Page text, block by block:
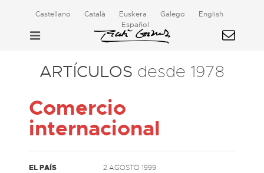
Castellano Català Euskera Galego
English
Español
ARTÍCULOS desde 1978
Comercio
internacional
EL PAÍS 2 AGOSTO 1999